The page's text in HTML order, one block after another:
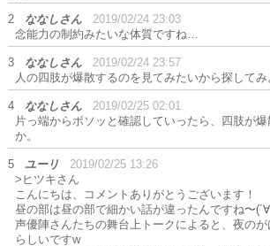
2
ななしさん
2019/02/24 23:03
念能力の制約みたいな体質ですね…
3 ななしさん
2019/02/24 23:57
人の四肢が爆散するのを見てみたいから探して
4 ななしさん
2019/02/25 02:01
片っ端からボソッと確認していったら、四肢が
か。
5 ユーリ
2019/02/25 13:26
>ヒツキさん
こんにちは、コメントありがとうございます！
昼の部は昼の部で細かい話が違ったんですね〜
声優陣さんたちの舞台上トークによると、夜の
らしいですw